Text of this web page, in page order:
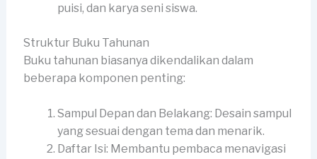
puisi, dan karya seni siswa.
Struktur Buku Tahunan
Buku tahunan biasanya dikendalikan dalam
beberapa komponen penting:
Sampul Depan dan Belakang: Desain sampul
yang sesuai dengan tema dan menarik.
Daftar Isi: Membantu pembaca menavigasi